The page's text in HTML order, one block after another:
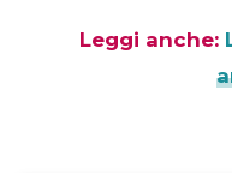
Leggi anche: